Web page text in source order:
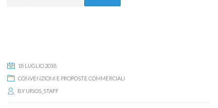
18 LUGLIO 2018
CONVENZIONI E PROPOSTE COMMERCIALI
BY URIOS_STAFF